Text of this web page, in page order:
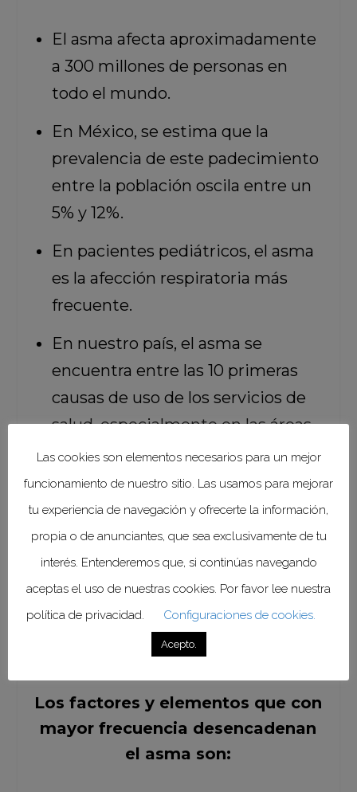
El asma afecta aproximadamente
a 300 millones de personas en
todo el mundo.
En México, se estima que la
prevalencia de este padecimiento
entre la población oscila entre un
5% y 12%.
En pacientes pediátricos, el asma
es la afección respiratoria más
frecuente.
En nuestro país, el asma se
encuentra entre las 10 primeras
causas de uso de los servicios de
salud, especialmente en las áreas
de urgencia y consulta externa.
En México, el padecimiento se
posiciona entre las primeras 20
causas de enfermedad, y del total
de casos registrados, cerca del
30% se presenta en el grupo de 5 a
14 años de edad.
Los factores y elementos que con
mayor frecuencia desencadenan
el asma son:
Las cookies son elementos necesarios para un mejor
funcionamiento de nuestro sitio. Las usamos para mejorar
tu experiencia de navegación y ofrecerte la información,
propia o de anunciantes, que sea exclusivamente de tu
interés. Entenderemos que, si continúas navegando
aceptas el uso de nuestras cookies. Por favor lee nuestra
política de privacidad.
Configuraciones de cookies.
Acepto.